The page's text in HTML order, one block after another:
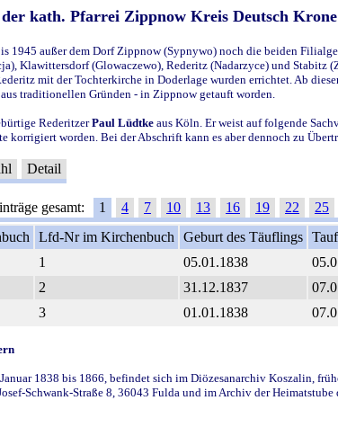
der kath. Pfarrei Zippnow Kreis Deutsch Krone
1945 außer dem Dorf Zippnow (Sypnywo) noch die beiden
Klawittersdorf (Glowaczewo), Rederitz (Nadarzyce) und
mit der Tochterkirche in Doderlage wurden errichtet. Ab
traditionellen Gründen - in Zippnow getauft worden.
RederitzerPaul Lüdtke aus Köln. Er weist auf folgende
korrigiert worden. Bei der Abschrift kann es aber dennoch zu
Detail
gesamt: 1 4 7 10 13 16 19 22 25
Lfd-Nr im Kirchenbuch Geburt des Täuflings
1 05.01.1838
2 31.12.1837
3 01.01.1838
1838 bis 1866, befindet sich im Diözesanarchiv Koszalin,
Schwank-Straße 8, 36043 Fulda und im Archiv der